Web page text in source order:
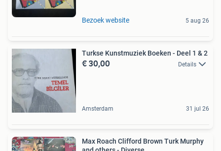
Bezoek website 5 aug 26
Turkse Kunstmuziek Boeken - Deel 1 & 2
€ 30,00 Details
Amsterdam 31 jul 26
Max Roach Clifford Brown Turk Murphy